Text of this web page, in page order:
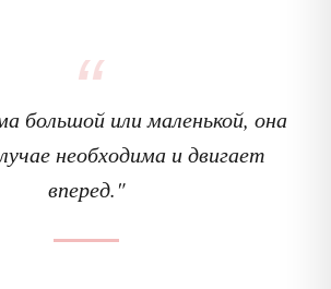
большой или маленькой, она
необходима и двигает
вперед."